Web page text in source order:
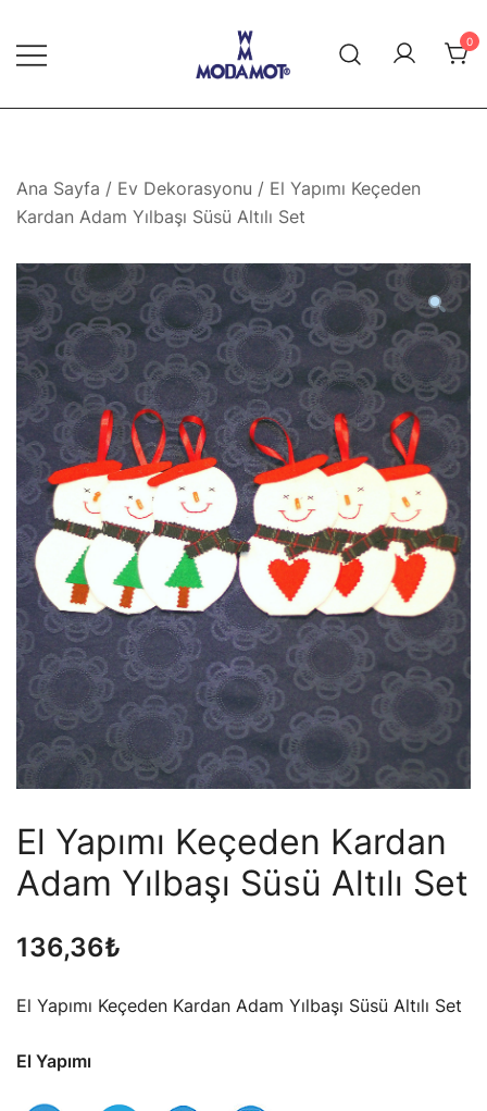
content
Modamot E-Ticaret
0
Ana Sayfa / Ev Dekorasyonu / El Yapımı Keçeden
Kardan Adam Yılbaşı Süsü Altılı Set
El Yapımı Keçeden Kardan
Adam Yılbaşı Süsü Altılı Set
136,36₺
El Yapımı Keçeden Kardan Adam Yılbaşı Süsü Altılı Set
El Yapımı